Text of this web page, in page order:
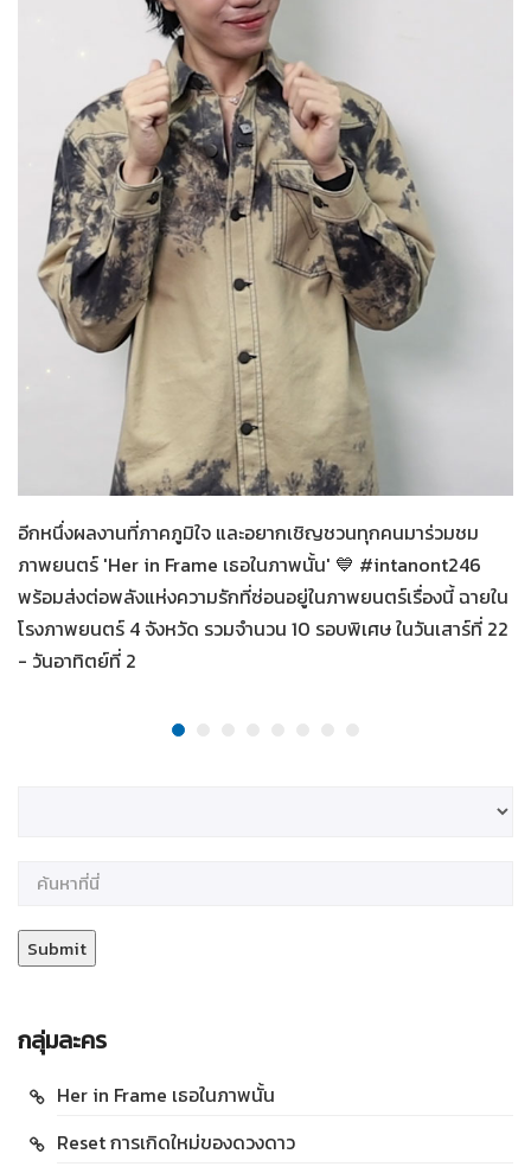
07-08-2569
Her in Frame เธอในภาพนั้น
อีกหนึ่งผลงานที่ภาคภูมิใจ และอยากเชิญชวนทุกคนมาร่วมชม
ภาพยนตร์ 'Her in Frame เธอในภาพนั้น' 💙 #intanont246
พร้อมส่งต่อพลังแห่งความรักที่ซ่อนอยู่ในภาพยนตร์เรื่องนี้ ฉายใน
โรงภาพยนตร์ 4 จังหวัด รวมจำนวน 10 รอบพิเศษ ในวันเสาร์ที่ 22
- วันอาทิตย์ที่ 2
กลุ่มละคร
Her in Frame เธอในภาพนั้น
Reset การเกิดใหม่ของดวงดาว